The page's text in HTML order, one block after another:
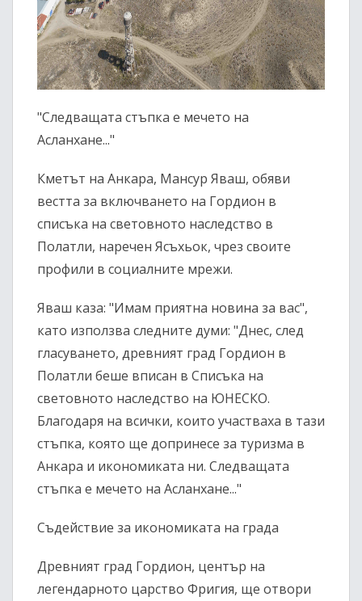
"Следващата стъпка е мечето на
Асланхане..."
Кметът на Анкара, Мансур Яваш, обяви
вестта за включването на Гордион в
списъка на световното наследство в
Полатли, наречен Ясъхьок, чрез своите
профили в социалните мрежи.
Яваш каза: "Имам приятна новина за вас",
като използва следните думи: "Днес, след
гласуването, древният град Гордион в
Полатли беше вписан в Списъка на
световното наследство на ЮНЕСКО.
Благодаря на всички, които участваха в тази
стъпка, която ще допринесе за туризма в
Анкара и икономиката ни. Следващата
стъпка е мечето на Асланхане..."
Съдействие за икономиката на града
Древният град Гордион, център на
легендарното царство Фригия, ще отвори